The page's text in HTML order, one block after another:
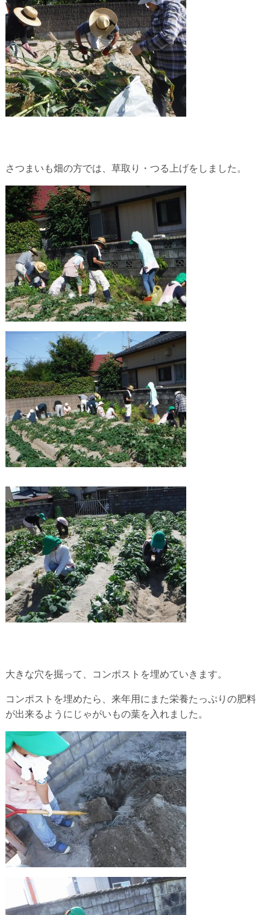
さつまいも畑の方では、草取り・つる上げをしました。
大きな穴を掘って、コンポストを埋めていきます。
コンポストを埋めたら、来年用にまた栄養たっぷりの肥料
が出来るようにじゃがいもの葉を入れました。